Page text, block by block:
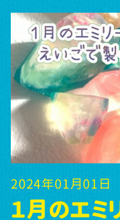
2024年01月01日
１月のエ